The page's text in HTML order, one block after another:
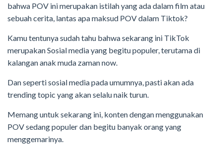
bahwa POV ini merupakan istilah yang ada dalam film atau
sebuah cerita, lantas apa maksud POV dalam Tiktok?
Kamu tentunya sudah tahu bahwa sekarang ini TikTok
merupakan Sosial media yang begitu populer, terutama di
kalangan anak muda zaman now.
Dan seperti sosial media pada umumnya, pasti akan ada
trending topic yang akan selalu naik turun.
Memang untuk sekarang ini, konten dengan menggunakan
POV sedang populer dan begitu banyak orang yang
menggemarinya.